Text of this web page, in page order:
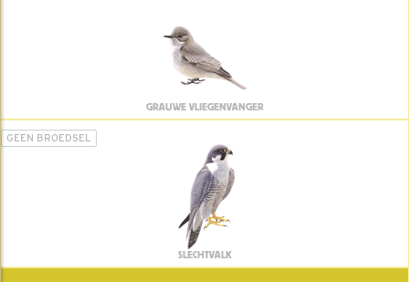
GRAUWE VLIEGENVANGER
GEEN BROEDSEL
SLECHTVALK